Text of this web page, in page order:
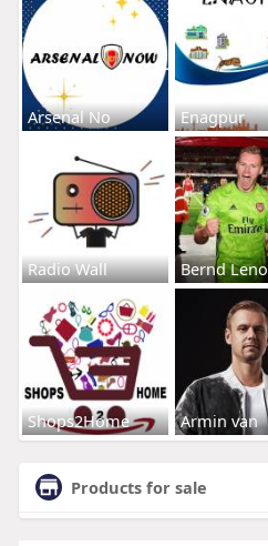
Arsenal No Enagpur
Radio Wall Bernd Leno
Shops2Home Armin van
Products for sale